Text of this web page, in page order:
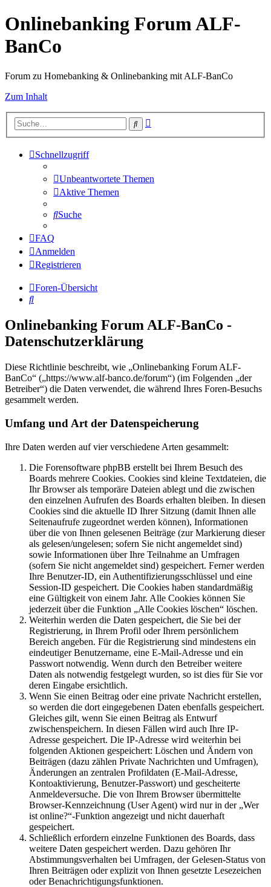
Onlinebanking Forum ALF-
BanCo
Forum zu Homebanking & Onlinebanking mit ALF-BanCo
Zum Inhalt
Suche
Schnellzugriff
Unbeantwortete Themen
Aktive Themen
Suche
FAQ
Anmelden
Registrieren
Foren-Übersicht
Suche
Onlinebanking Forum ALF-BanCo -
Datenschutzerklärung
Diese Richtlinie beschreibt, wie „Onlinebanking Forum ALF-
BanCo“ („https://www.alf-banco.de/forum“) (im Folgenden „der
Betreiber“) die Daten verwendet, die während Ihres Foren-Besuchs
gesammelt werden.
Umfang und Art der Datenspeicherung
Ihre Daten werden auf vier verschiedene Arten gesammelt:
Die Forensoftware phpBB erstellt bei Ihrem Besuch des
Boards mehrere Cookies. Cookies sind kleine Textdateien, die
Ihr Browser als temporäre Dateien ablegt und die zwischen
den einzelnen Aufrufen des Boards erhalten bleiben. In diesen
Cookies sind die aktuelle ID Ihrer Sitzung (damit Ihnen alle
Seitenaufrufe zugeordnet werden können), Informationen
über die von Ihnen gelesenen Beiträge (zur Markierung dieser
als gelesen/ungelesen; sofern Sie nicht angemeldet sind)
sowie Informationen über Ihre Teilnahme an Umfragen
(sofern Sie nicht angemeldet sind) gespeichert. Ferner werden
Ihre Benutzer-ID, ein Authentifizierungsschlüssel und eine
Session-ID gespeichert. Die Cookies haben standardmäßig
eine Gültigkeit von einem Jahr. Alle Cookies können Sie
jederzeit über die Funktion „Alle Cookies löschen“ löschen.
Weiterhin werden die Daten gespeichert, die Sie bei der
Registrierung, in Ihrem Profil oder Ihrem persönlichem
Bereich angeben. Für die Registrierung sind mindestens ein
eindeutiger Benutzername, eine E-Mail-Adresse und ein
Passwort notwendig. Wenn durch den Betreiber weitere
Daten als notwendig festgelegt wurden, so ist dies für Sie vor
deren Eingabe ersichtlich.
Wenn Sie einen Beitrag oder eine private Nachricht erstellen,
so werden die dort eingegebenen Daten ebenfalls gespeichert.
Gleiches gilt, wenn Sie einen Beitrag als Entwurf
zwischenspeichern. In diesen Fällen wird auch Ihre IP-
Adresse gespeichert. Die IP-Adresse wird weiterhin bei
folgenden Aktionen gespeichert: Löschen und Ändern von
Beiträgen (dazu zählen Private Nachrichten und Umfragen),
Änderungen an zentralen Profildaten (E-Mail-Adresse,
Kontoaktivierung, Benutzer-Passwort) und gescheiterte
Anmeldeversuche. Die von Ihrem Browser übermittelte
Browser-Kennzeichnung (User Agent) wird nur in der „Wer
ist online?“-Funktion angezeigt und nicht dauerhaft
gespeichert.
Schließlich erfordern einzelne Funktionen des Boards, dass
weitere Daten gespeichert werden. Dazu gehören Ihr
Abstimmungsverhalten bei Umfragen, der Gelesen-Status von
Ihren Beiträgen oder explizit von Ihnen gesetzte Lesezeichen
oder Benachrichtigungsfunktionen.